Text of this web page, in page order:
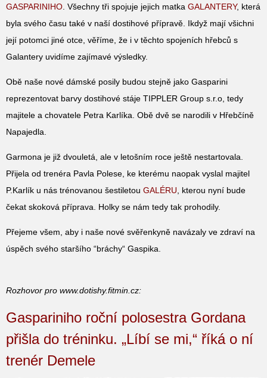
GASPARINIHO. Všechny tři spojuje jejich matka GALANTERY, která
byla svého času také v naší dostihové přípravě. Ikdyž mají všichni
její potomci jiné otce, věříme, že i v těchto spojeních hřebců s
Galantery uvidíme zajímavé výsledky.
Obě naše nové dámské posily budou stejně jako Gasparini
reprezentovat barvy dostihové stáje TIPPLER Group s.r.o, tedy
majitele a chovatele Petra Karlíka. Obě dvě se narodili v Hřebčíně
Napajedla.
Garmona je již dvouletá, ale v letošním roce ještě nestartovala.
Přijela od trenéra Pavla Polese, ke kterému naopak vyslal majitel
P.Karlík u nás trénovanou šestiletou GALÉRU, kterou nyní bude
čekat skoková příprava. Holky se nám tedy tak prohodily.
Přejeme všem, aby i naše nové svěřenkyně navázaly ve zdraví na
úspěch svého staršího “bráchy“ Gaspika.
Rozhovor pro www.dotishy.fitmin.cz:
Gaspariniho roční polosestra Gordana
přišla do tréninku. „Líbí se mi,“ říká o ní
trenér Demele